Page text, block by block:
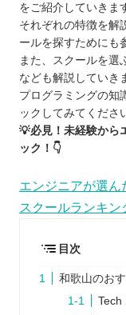
をご紹介していきま
それぞれの特徴を解
ールを探すためにも
また、スクールを選
なども解説していき
プログラミングの知
ックしてみてくださ
💡必見！未経験から
ック！👇
エンジニアが選
スクールランキン
目次
和歌山のお
Tech